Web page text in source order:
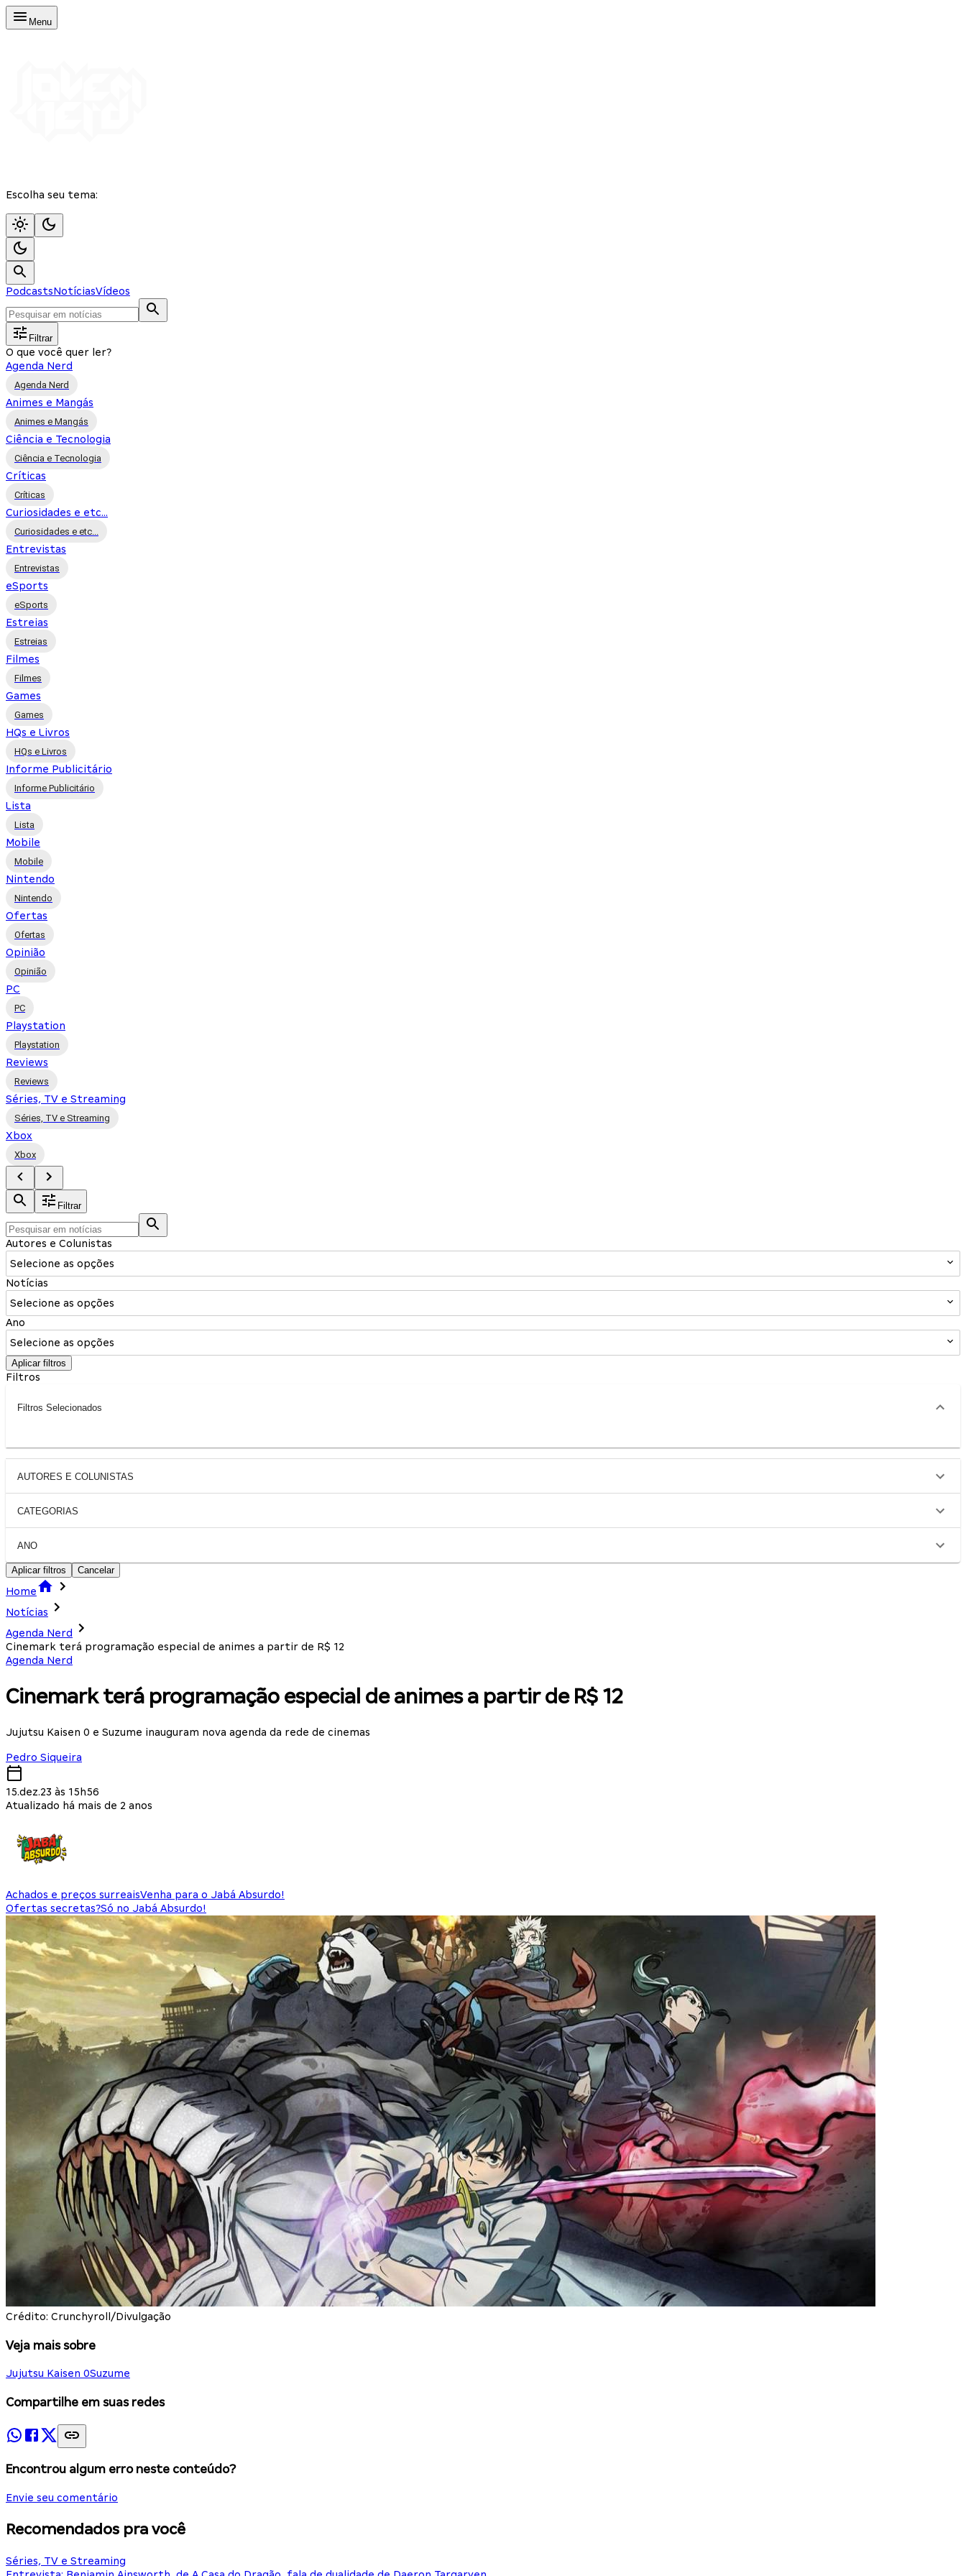
Menu
Escolha seu tema:
PodcastsNotíciasVídeos
Filtrar
O que você quer ler?
Agenda Nerd
Agenda Nerd
Animes e Mangás
Animes e Mangás
Ciência e Tecnologia
Ciência e Tecnologia
Críticas
Críticas
Curiosidades e etc...
Curiosidades e etc...
Entrevistas
Entrevistas
eSports
eSports
Estreias
Estreias
Filmes
Filmes
Games
Games
HQs e Livros
HQs e Livros
Informe Publicitário
Informe Publicitário
Lista
Lista
Mobile
Mobile
Nintendo
Nintendo
Ofertas
Ofertas
Opinião
Opinião
PC
PC
Playstation
Playstation
Reviews
Reviews
Séries, TV e Streaming
Séries, TV e Streaming
Xbox
Xbox
Filtrar
Autores e Colunistas
Selecione as opções
Notícias
Selecione as opções
Ano
Selecione as opções
Aplicar filtros
Filtros
Filtros Selecionados
AUTORES E COLUNISTAS
CATEGORIAS
ANO
Aplicar filtros Cancelar
Home
Notícias
Agenda Nerd
Cinemark terá programação especial de animes a partir de R$ 12
Agenda Nerd
Cinemark terá programação especial de animes a partir de R$ 12
Jujutsu Kaisen 0 e Suzume inauguram nova agenda da rede de cinemas
Pedro Siqueira
15.dez.23 às 15h56
Atualizado há mais de 2 anos
Achados e preços surreaisVenha para o Jabá Absurdo!
Ofertas secretas?Só no Jabá Absurdo!
Crédito: Crunchyroll/Divulgação
Veja mais sobre
Jujutsu Kaisen 0Suzume
Compartilhe em suas redes
Encontrou algum erro neste conteúdo?
Envie seu comentário
Recomendados pra você
Séries, TV e Streaming